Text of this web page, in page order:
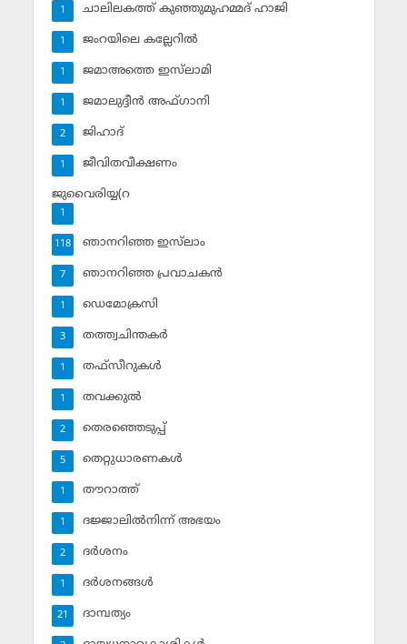
ചാലിലകത്ത് കുഞ്ഞുമുഹമ്മദ് ഹാജി
1
ജംറയിലെ കല്ലേറില്‍
1
ജമാഅത്തെ ഇസ്‌ലാമി
1
ജമാലുദ്ദീന്‍ അഫ്ഗാനി
1
ജിഹാദ്‌
2
ജീവിതവീക്ഷണം
1
ജുവൈരിയ്യ(റ
1
ഞാനറിഞ്ഞ ഇസ്‌ലാം
118
ഞാനറിഞ്ഞ പ്രവാചകന്‍
7
ഡെമോക്രസി
1
തത്ത്വചിന്തകര്‍
3
തഫ്‌സീറുകള്‍
1
തവക്കുല്‍
1
തെരഞ്ഞെടുപ്പ്
2
തെറ്റുധാരണകള്‍
5
തൗറാത്ത്
1
ദജ്ജാലില്‍നിന്ന് അഭയം
1
ദര്‍ശനം
2
ദര്‍ശനങ്ങള്‍
1
ദാമ്പത്യം
21